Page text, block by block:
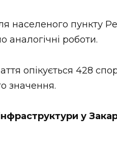
населеного пункту
аналогічні роботи.
опікується 428
значення.
у